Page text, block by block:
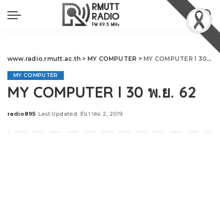
www.radio.rmutt.ac.th > MY COMPUTER > MY COMPUTER l 30 พ.ย. 62
MY COMPUTER
MY COMPUTER l 30 พ.ย. 62
Posted
radio895 Last Updated: ธันวาคม 2, 2019